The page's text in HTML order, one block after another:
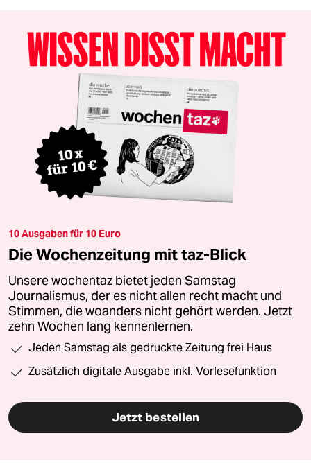
10 Ausgaben für 10 Euro
Die Wochenzeitung mit taz-Blick
Unsere wochentaz bietet jeden Samstag
Journalismus, der es nicht allen recht macht und
Stimmen, die woanders nicht gehört werden. Jetzt
zehn Wochen lang kennenlernen.
Jeden Samstag als gedruckte Zeitung frei Haus
Zusätzlich digitale Ausgabe inkl. Vorlesefunktion
Jetzt bestellen